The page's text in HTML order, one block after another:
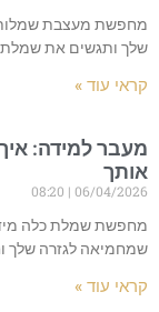
מחפשת מעצבת שמלות
שלך ותגשים את שמלת
קראי עוד »
מעבר למידה:
אותך
06/04/2026
מחפשת שמלת כלה
שמחמיאה לגזרה שלך
קראי עוד »